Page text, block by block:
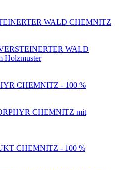
WALD
Holzmuster
CHEMNITZ mit